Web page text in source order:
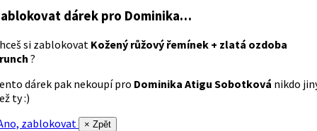
dárek pro Dominika…
si zablokovat Kožený růžový řemínek + zlatá ozdoba
?
dárek pak nekoupí pro Dominika Atigu Sobotková nikdo
ty :)
zablokovat
× Zpět